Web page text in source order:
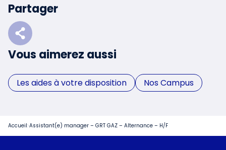
Partager
Vous aimerez aussi
Les aides à votre disposition Nos Campus
Accueil Assistant(e) manager – GRT GAZ – Alternance – H/F